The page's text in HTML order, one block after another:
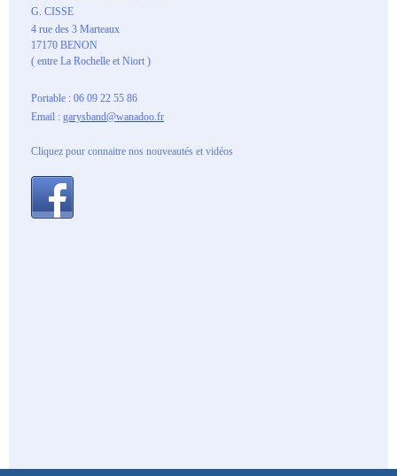
G. CISSE
4 rue des 3 Marteaux
17170 BENON
( entre La Rochelle et Niort )
Portable : 06 09 22 55 86
Email : garysband@wanadoo.fr
Cliquez pour connaitre nos nouveautés et vidéos